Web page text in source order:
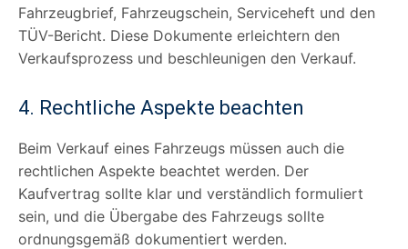
Fahrzeugbrief, Fahrzeugschein, Serviceheft und den
TÜV-Bericht. Diese Dokumente erleichtern den
Verkaufsprozess und beschleunigen den Verkauf.
4. Rechtliche Aspekte beachten
Beim Verkauf eines Fahrzeugs müssen auch die
rechtlichen Aspekte beachtet werden. Der
Kaufvertrag sollte klar und verständlich formuliert
sein, und die Übergabe des Fahrzeugs sollte
ordnungsgemäß dokumentiert werden.